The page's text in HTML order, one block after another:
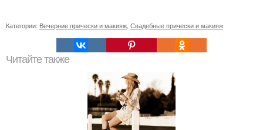
Категории: Вечерние прически и макияж Свадебные прически и макияж
Читайте также